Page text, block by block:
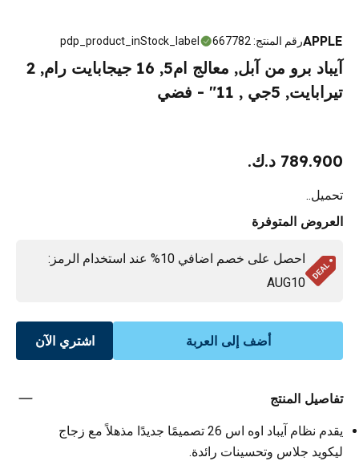
APPLEرقم المنتج:
667782
pdp_product_inStock_label
آيباد برو من آبل, معالج ام5, 16 جيجابايت رام, 2
تيرابايت, 5جي , 11" - فضي
789.900 د.ك.
تحميل..
العروض المتوفرة
احصل على خصم اضافي 10% عند استخدام الرمز:
AUG10
أضف إلى العربة اشتري الآن
تفاصيل المنتج
يقدم نظام آيباد اوه اس 26 تصميمًا جديدًا مذهلاً مع زجاج
ليكويد جلاس وتحسينات رائدة.